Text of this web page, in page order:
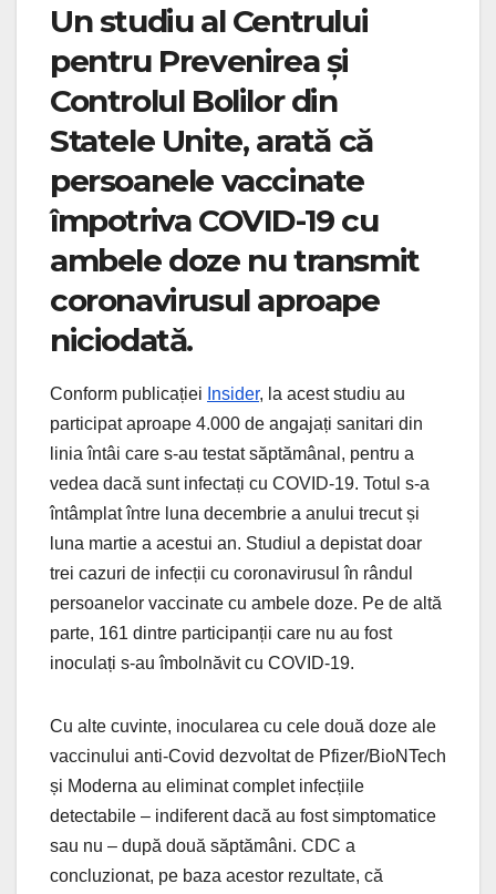
Un studiu al Centrului
pentru Prevenirea și
Controlul Bolilor din
Statele Unite, arată că
persoanele vaccinate
împotriva COVID-19 cu
ambele doze nu transmit
coronavirusul aproape
niciodată.
Conform publicației Insider, la acest studiu au
participat aproape 4.000 de angajați sanitari din
linia întâi care s-au testat săptămânal, pentru a
vedea dacă sunt infectați cu COVID-19. Totul s-a
întâmplat între luna decembrie a anului trecut și
luna martie a acestui an. Studiul a depistat doar
trei cazuri de infecții cu coronavirusul în rândul
persoanelor vaccinate cu ambele doze. Pe de altă
parte, 161 dintre participanții care nu au fost
inoculați s-au îmbolnăvit cu COVID-19.
Cu alte cuvinte, inocularea cu cele două doze ale
vaccinului anti-Covid dezvoltat de Pfizer/BioNTech
și Moderna au eliminat complet infecțiile
detectabile – indiferent dacă au fost simptomatice
sau nu – după două săptămâni. CDC a
concluzionat, pe baza acestor rezultate, că